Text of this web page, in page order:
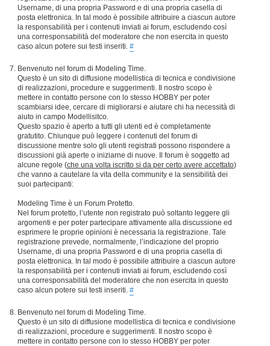
Username, di una propria Password e di una propria casella di
posta elettronica. In tal modo è possibile attribuire a ciascun autore
la responsabilità per i contenuti inviati ai forum, escludendo così
una corresponsabilità del moderatore che non esercita in questo
caso alcun potere sui testi inseriti. #
Benvenuto nel forum di Modeling Time.
Questo è un sito di diffusione modellistica di tecnica e condivisione
di realizzazioni, procedure e suggerimenti. Il nostro scopo è
mettere in contatto persone con lo stesso HOBBY per poter
scambiarsi idee, cercare di migliorarsi e aiutare chi ha necessità di
aiuto in campo Modellisitco.
Questo spazio è aperto a tutti gli utenti ed è completamente
gratutito. Chiunque può leggere i contenuti del forum di
discussione mentre solo gli utenti registrati possono rispondere a
discussioni già aperte o iniziarne di nuove. Il forum è soggetto ad
alcune regole (che una volta iscritto si da per certo avere accettato)
che vanno a cautelare la vita della community e la sensibilità dei
suoi partecipanti:
Modeling Time è un Forum Protetto.
Nel forum protetto, l’utente non registrato può soltanto leggere gli
argomenti e per poter partecipare attivamente alla discussione ed
esprimere le proprie opinioni è necessaria la registrazione. Tale
registrazione prevede, normalmente, l’indicazione del proprio
Username, di una propria Password e di una propria casella di
posta elettronica. In tal modo è possibile attribuire a ciascun autore
la responsabilità per i contenuti inviati ai forum, escludendo così
una corresponsabilità del moderatore che non esercita in questo
caso alcun potere sui testi inseriti. #
Benvenuto nel forum di Modeling Time.
Questo è un sito di diffusione modellistica di tecnica e condivisione
di realizzazioni, procedure e suggerimenti. Il nostro scopo è
mettere in contatto persone con lo stesso HOBBY per poter